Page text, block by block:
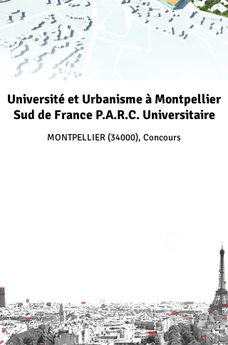
Université et Urbanisme à Montpellier
Sud de France P.A.R.C. Universitaire
MONTPELLIER (34000), Concours